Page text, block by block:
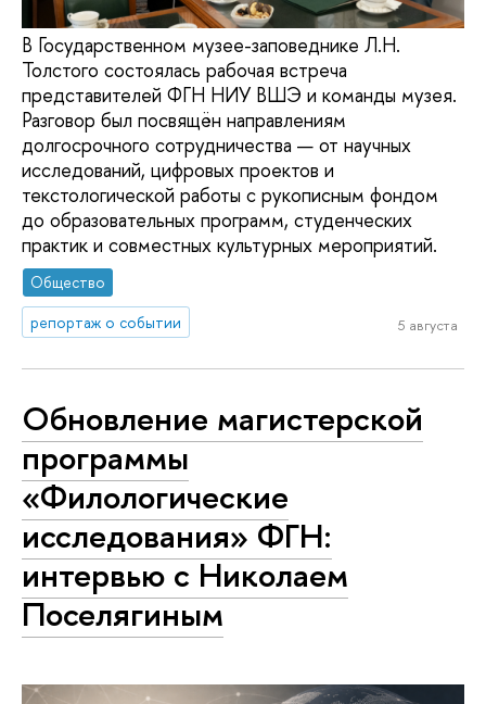
В Государственном музее-заповеднике Л.Н.
Толстого состоялась рабочая встреча
представителей ФГН НИУ ВШЭ и команды музея.
Разговор был посвящён направлениям
долгосрочного сотрудничества — от научных
исследований, цифровых проектов и
текстологической работы с рукописным фондом
до образовательных программ, студенческих
практик и совместных культурных мероприятий.
Общество
репортаж о событии
5 августа
Обновление магистерской
программы
«Филологические
исследования» ФГН:
интервью с Николаем
Поселягиным